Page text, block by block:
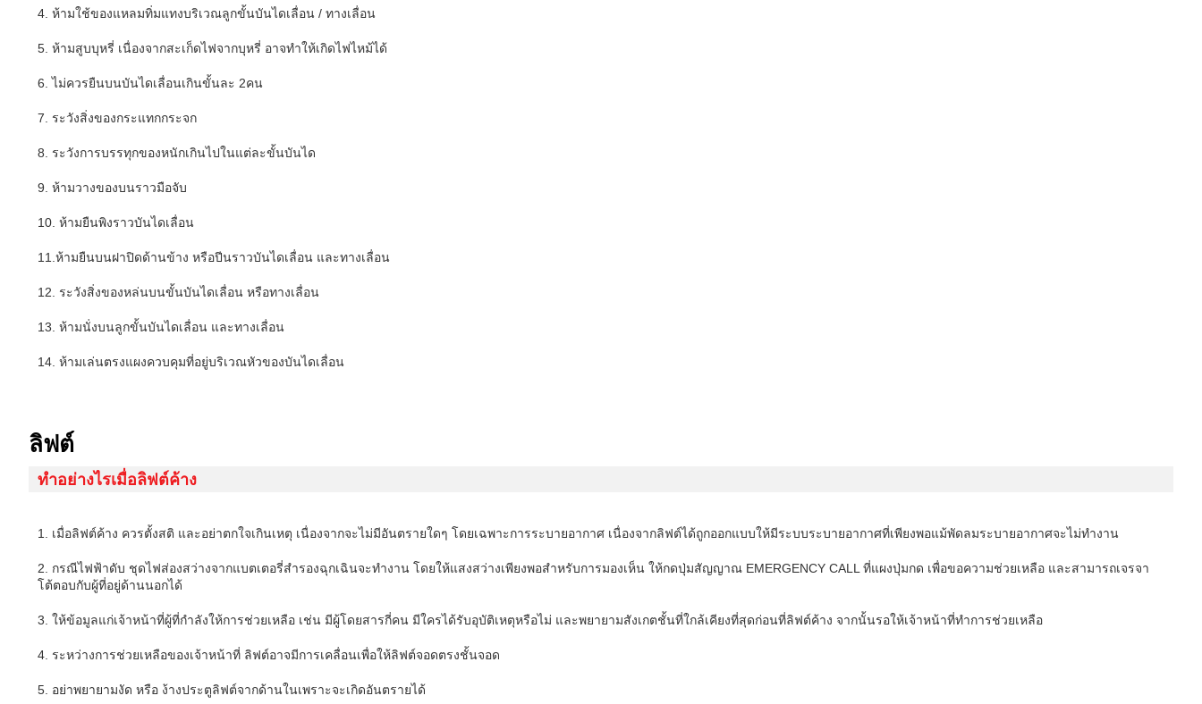
4. ห้ามใช้ของแหลมทิ่มแทงบริเวณลูกขั้นบันไดเลื่อน / ทางเลื่อน
5. ห้ามสูบบุหรี่ เนื่องจากสะเก็ดไฟจากบุหรี่ อาจทำให้เกิดไฟไหม้ได้
6. ไม่ควรยืนบนบันไดเลื่อนเกินขั้นละ 2คน
7. ระวังสิ่งของกระแทกกระจก
8. ระวังการบรรทุกของหนักเกินไปในแต่ละขั้นบันได
9. ห้ามวางของบนราวมือจับ
10. ห้ามยืนพิงราวบันไดเลื่อน
11.ห้ามยืนบนฝาปิดด้านข้าง หรือปีนราวบันไดเลื่อน และทางเลื่อน
12. ระวังสิ่งของหล่นบนขั้นบันไดเลื่อน หรือทางเลื่อน
13. ห้ามนั่งบนลูกขั้นบันไดเลื่อน และทางเลื่อน
14. ห้ามเล่นตรงแผงควบคุมที่อยู่บริเวณหัวของบันไดเลื่อน
ลิฟต์
ทำอย่างไรเมื่อลิฟต์ค้าง
1. เมื่อลิฟต์ค้าง ควรตั้งสติ และอย่าตกใจเกินเหตุ เนื่องจากจะไม่มีอันตรายใดๆ โดยเฉพาะการระบายอากาศ เนื่องจากลิฟต์ได้ถูกออกแบบให้มีระบบระบายอากาศที่เพียงพอแม้พัดลมระบายอากาศจะไม่ทำงาน
2. กรณีไฟฟ้าดับ ชุดไฟส่องสว่างจากแบตเตอรี่สำรองฉุกเฉินจะทำงาน โดยให้แสงสว่างเพียงพอสำหรับการมองเห็น ให้กดปุ่มสัญญาณ EMERGENCY CALL ที่แผงปุ่มกด เพื่อขอความช่วยเหลือ และสามารถเจรจา
โต้ตอบกับผู้ที่อยู่ด้านนอกได้
3. ให้ข้อมูลแก่เจ้าหน้าที่ผู้ที่กำลังให้การช่วยเหลือ เช่น มีผู้โดยสารกี่คน มีใครได้รับอุบัติเหตุหรือไม่ และพยายามสังเกตชั้นที่ใกล้เคียงที่สุดก่อนที่ลิฟต์ค้าง จากนั้นรอให้เจ้าหน้าที่ทำการช่วยเหลือ
4. ระหว่างการช่วยเหลือของเจ้าหน้าที่ ลิฟต์อาจมีการเคลื่อนเพื่อให้ลิฟต์จอดตรงชั้นจอด
5. อย่าพยายามงัด หรือ ง้างประตูลิฟต์จากด้านในเพราะจะเกิดอันตรายได้